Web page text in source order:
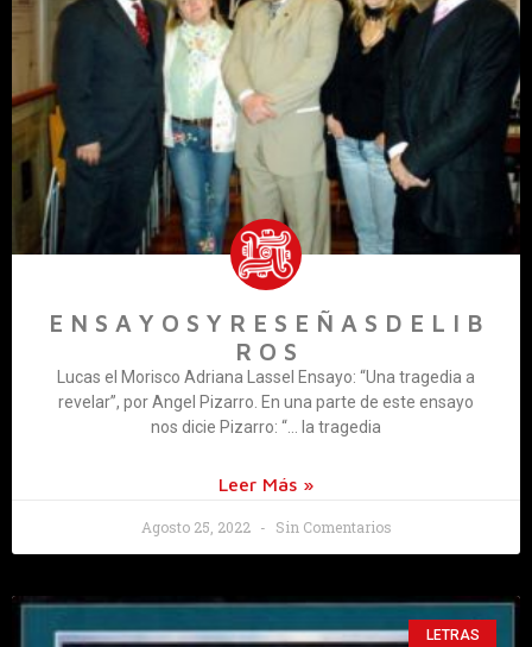
E N S A Y O S Y R E S E Ñ A S D E L I B
R O S
Lucas el Morisco Adriana Lassel Ensayo: “Una tragedia a
revelar”, por Angel Pizarro. En una parte de este ensayo
nos dicie Pizarro: “… la tragedia
Leer Más »
Agosto 25, 2022 Sin Comentarios
LETRAS